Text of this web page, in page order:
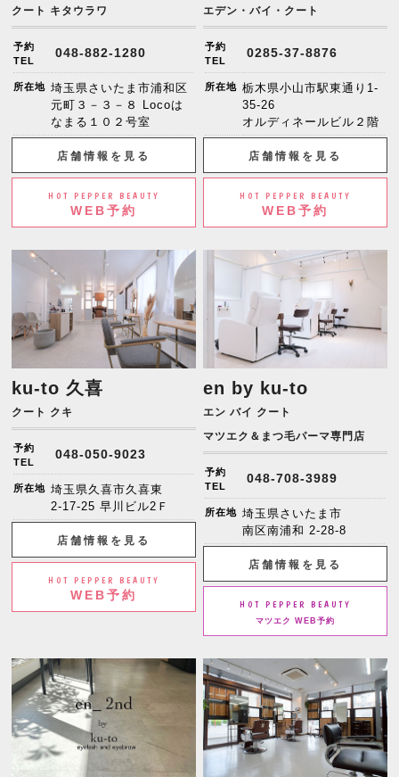
クート キタウラワ
予約
TEL
048-882-1280
所在地 埼玉県さいたま市浦和区
元町３－３－８ Locoは
なまる１０２号室
店舗情報を見る
HOT PEPPER BEAUTY
WEB予約
エデン・バイ・クート
予約
TEL
0285-37-8876
所在地 栃木県小山市駅東通り1-
35-26
オルディネールビル２階
店舗情報を見る
HOT PEPPER BEAUTY
WEB予約
ku-to 久喜
クート クキ
予約
TEL
048-050-9023
所在地 埼玉県久喜市久喜東
2-17-25 早川ビル2Ｆ
店舗情報を見る
HOT PEPPER BEAUTY
WEB予約
en by ku-to
エン バイ クート
マツエク＆まつ毛パーマ専門店
予約
TEL
048-708-3989
所在地 埼玉県さいたま市
南区南浦和 2-28-8
店舗情報を見る
HOT PEPPER BEAUTY
マツエク WEB予約